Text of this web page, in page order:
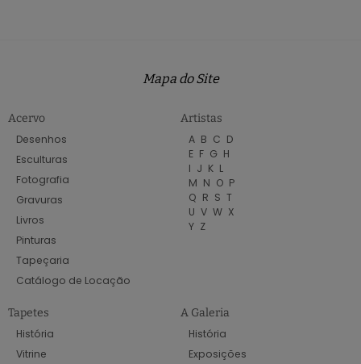
Mapa do Site
Acervo
Desenhos
Esculturas
Fotografia
Gravuras
Livros
Pinturas
Tapeçaria
Catálogo de Locação
Artistas
A B C D
E F G H
I J K L
M N O P
Q R S T
U V W X
Y Z
Tapetes
História
Vitrine
A Galeria
História
Exposições